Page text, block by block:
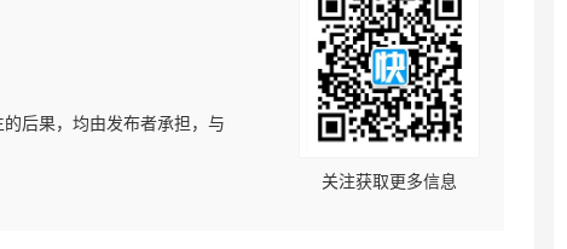
后果，均由发布者承担，与
关注获取更多信息